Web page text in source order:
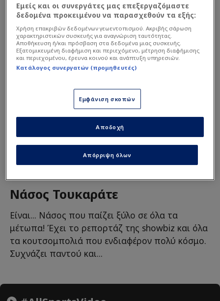
Διαβάστε περισσότερα για το περιστατικό στο
nassosblog.gr
Καλλιθέα LIFE
Νάσος Τουκαράτε
Είναι... Νάσος που παίζει ξύλο σε όλα τα
μέτωπα! Έχει το ρεπορτάζ της showbiz και όλα
τα κουτσομπολιά που ενδιαφέρον πολύ κόσμο.
Συχνάζει παντού και...
Εμείς και οι συνεργάτες μας επεξεργαζόμαστε
δεδομένα προκειμένου να παρασχεθούν τα εξής:
Χρήση επακριβών δεδομένων γεωεντοπισμού. Ακριβής σάρωση
χαρακτηριστικών συσκευής για αναγνώριση ταυτότητας.
Αποθήκευση ή/και πρόσβαση στα δεδομένα μιας συσκευής.
Εξατομικευμένη διαφήμιση και περιεχόμενο, μέτρηση διαφήμισης
και περιεχομένου, έρευνα κοινού και ανάπτυξη υπηρεσιών.
Κατάλογος συνεργατών (προμηθευτές)
Εμφάνιση σκοπών
Απόρριψη όλων
Αποδοχή